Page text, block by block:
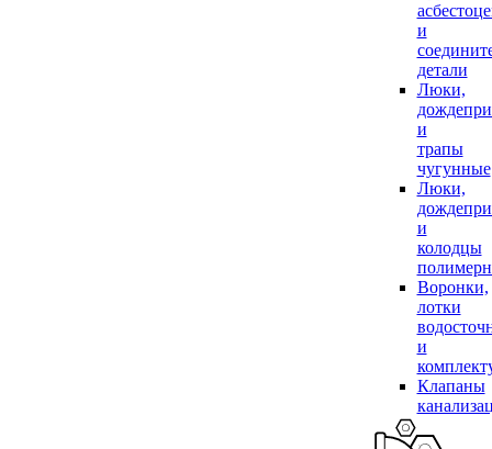
и
детали
Люки,
и
трапы
чугунные
Люки,
и
колодцы
Воронки,
лотки
и
Клапаны